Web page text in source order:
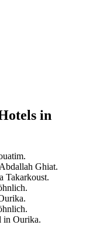
in
Ghiat.
Takarkoust.
in Ourika.